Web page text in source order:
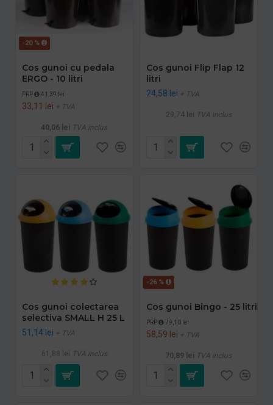
-20 %
Cos gunoi cu pedala
ERGO - 10 litri
PRP 41,39 lei
33,11 lei + TVA
40,06 lei TVA inclus
Cos gunoi Flip Flap 12
litri
24,58 lei + TVA
29,74 lei TVA inclus
Cos gunoi colectarea
selectiva SMALL H 25 L
51,14 lei + TVA
61,88 lei TVA inclus
-26 %
Cos gunoi Bingo - 25 litri
PRP 79,10 lei
58,59 lei + TVA
70,89 lei TVA inclus